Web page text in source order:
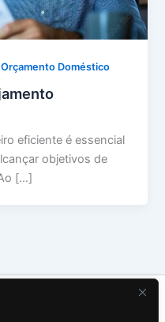
Orçamento Doméstico
eficiente é essencial
objetivos de
[…]